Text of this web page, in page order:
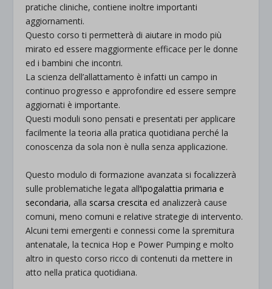
pratiche cliniche, contiene inoltre importanti
aggiornamenti.
Questo corso ti permetterà di aiutare in modo più
mirato ed essere maggiormente efficace per le donne
ed i bambini che incontri.
La scienza dell’allattamento è infatti un campo in
continuo progresso e approfondire ed essere sempre
aggiornati è importante.
Questi moduli sono pensati e presentati per applicare
facilmente la teoria alla pratica quotidiana perché la
conoscenza da sola non è nulla senza applicazione.
Questo modulo di formazione avanzata si focalizzerà
sulle problematiche legata all‘ipogalattia primaria e
secondaria, alla scarsa crescita ed analizzerà cause
comuni, meno comuni e relative strategie di intervento.
Alcuni temi emergenti e connessi come la spremitura
antenatale, la tecnica Hop e Power Pumping e molto
altro in questo corso ricco di contenuti da mettere in
atto nella pratica quotidiana.